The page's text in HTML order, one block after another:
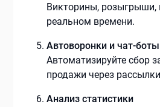
Викторины, розыгрыши,
реальном времени.
Автоворонки и чат-боты
Автоматизируйте сбор
продажи через
Анализ статистики